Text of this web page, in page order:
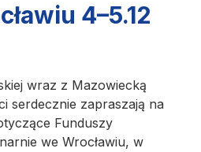
4–5.12
wraz z Mazowiecką
serdecznie zapraszają na
Funduszy
we Wrocławiu, w